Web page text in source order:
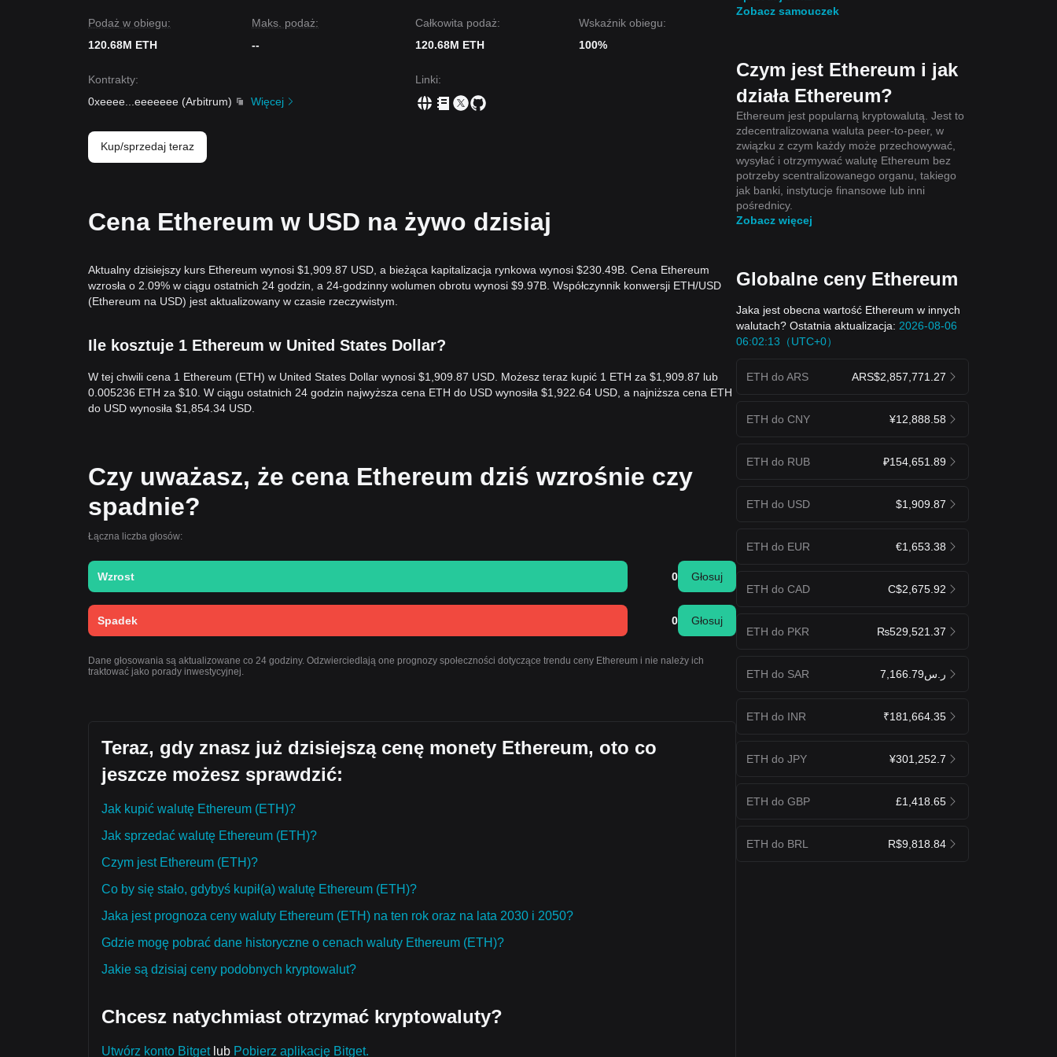
Podaż w obiegu:
120.68M ETH
Maks. podaż:
--
Całkowita podaż:
120.68M ETH
Wskaźnik obiegu:
100%
Kontrakty:
0xeeee
eeeeeee (Arbitrum) Więcej
Linki:
Kup/sprzedaj teraz
Cena Ethereum w USD na żywo dzisiaj
Aktualny dzisiejszy kurs Ethereum wynosi $1,909.87 USD, a bieżąca kapitalizacja rynkowa wynosi $230.49B. Cena Ethereum
wzrosła o 2.09% w ciągu ostatnich 24 godzin, a 24-godzinny wolumen obrotu wynosi $9.97B. Współczynnik konwersji ETH/USD
(Ethereum na USD) jest aktualizowany w czasie rzeczywistym.
Ile kosztuje 1 Ethereum w United States Dollar?
W tej chwili cena 1 Ethereum (ETH) w United States Dollar wynosi $1,909.87 USD. Możesz teraz kupić 1 ETH za $1,909.87 lub
0.005236 ETH za $10. W ciągu ostatnich 24 godzin najwyższa cena ETH do USD wynosiła $1,922.64 USD, a najniższa cena ETH
do USD wynosiła $1,854.34 USD.
Czy uważasz, że cena Ethereum dziś wzrośnie czy
spadnie?
Łączna liczba głosów:
Wzrost 0 Głosuj
Spadek 0 Głosuj
Dane głosowania są aktualizowane co 24 godziny. Odzwierciedlają one prognozy społeczności dotyczące trendu ceny Ethereum i nie należy ich
traktować jako porady inwestycyjnej.
Teraz, gdy znasz już dzisiejszą cenę monety Ethereum, oto co
jeszcze możesz sprawdzić:
Jak kupić walutę Ethereum (ETH)?
Jak sprzedać walutę Ethereum (ETH)?
Czym jest Ethereum (ETH)?
Co by się stało, gdybyś kupił(a) walutę Ethereum (ETH)?
Jaka jest prognoza ceny waluty Ethereum (ETH) na ten rok oraz na lata 2030 i 2050?
Gdzie mogę pobrać dane historyczne o cenach waluty Ethereum (ETH)?
Jakie są dzisiaj ceny podobnych kryptowalut?
Chcesz natychmiast otrzymać kryptowaluty?
Utwórz konto Bitgetlub Pobierz aplikację Bitget.
Zobacz samouczek
Czym jest Ethereum i jak
działa Ethereum?
Ethereum jest popularną kryptowalutą. Jest to
zdecentralizowana waluta peer-to-peer, w
związku z czym każdy może przechowywać,
wysyłać i otrzymywać walutę Ethereum bez
potrzeby scentralizowanego organu, takiego
jak banki, instytucje finansowe lub inni
pośrednicy.
Zobacz więcej
Globalne ceny Ethereum
Jaka jest obecna wartość Ethereum w innych
walutach? Ostatnia aktualizacja: 2026-08-06
06:02:13（UTC+0）
ETH do ARS ARS$2,857,771.27
ETH do CNY ¥12,888.58
ETH do RUB ₽154,651.89
ETH do USD $1,909.87
ETH do EUR €1,653.38
ETH do CAD C$2,675.92
ETH do PKR ₨529,521.37
ETH do SAR ر.س7,166.79
ETH do INR ₹181,664.35
ETH do JPY ¥301,252.7
ETH do GBP £1,418.65
ETH do BRL R$9,818.84